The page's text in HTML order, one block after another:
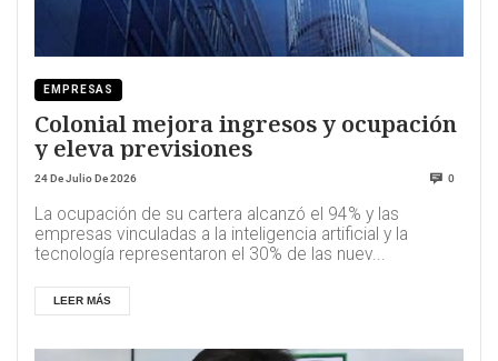
EMPRESAS
Colonial mejora ingresos y ocupación
y eleva previsiones
24 De Julio De 2026 0
La ocupación de su cartera alcanzó el 94% y las
empresas vinculadas a la inteligencia artificial y la
tecnología representaron el 30% de las nuev...
LEER MÁS